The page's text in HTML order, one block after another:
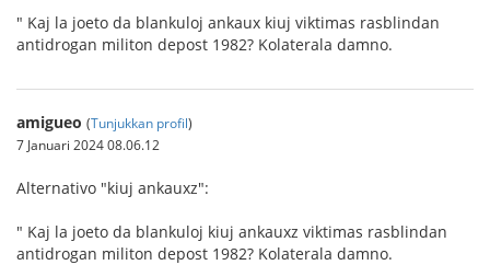
" Kaj la joeto da blankuloj ankaux kiuj viktimas rasblindan
antidrogan militon depost 1982? Kolaterala damno.
amigueo (Tunjukkan profil)
7 Januari 2024 08.06.12
Alternativo "kiuj ankauxz":
" Kaj la joeto da blankuloj kiuj ankauxz viktimas rasblindan
antidrogan militon depost 1982? Kolaterala damno.